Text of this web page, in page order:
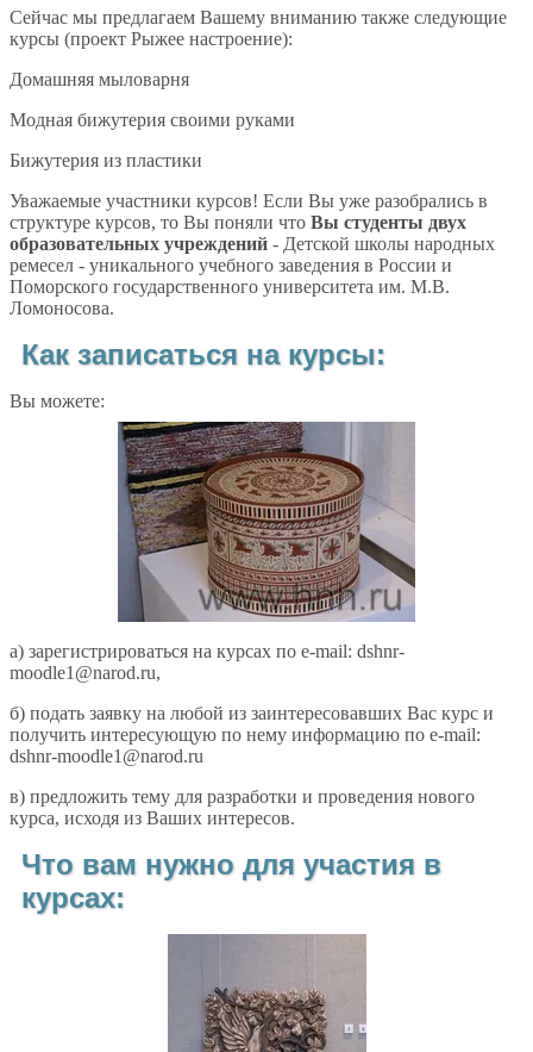
Сейчас мы предлагаем Вашему вниманию также следующие
курсы (проект Рыжее настроение):
Домашняя мыловарня
Модная бижутерия своими руками
Бижутерия из пластики
Уважаемые участники курсов! Если Вы уже разобрались в
структуре курсов, то Вы поняли что Вы студенты двух
образовательных учреждений - Детской школы народных
ремесел - уникального учебного заведения в России и
Поморского государственного университета им. М.В.
Ломоносова.
Как записаться на курсы:
Вы можете:
а) зарегистрироваться на курсах по e-mail: dshnr-
moodle1@narod.ru,
б) подать заявку на любой из заинтересовавших Вас курс и
получить интересующую по нему информацию по e-mail:
dshnr-moodle1@narod.ru
в) предложить тему для разработки и проведения нового
курса, исходя из Ваших интересов.
Что вам нужно для участия в
курсах: